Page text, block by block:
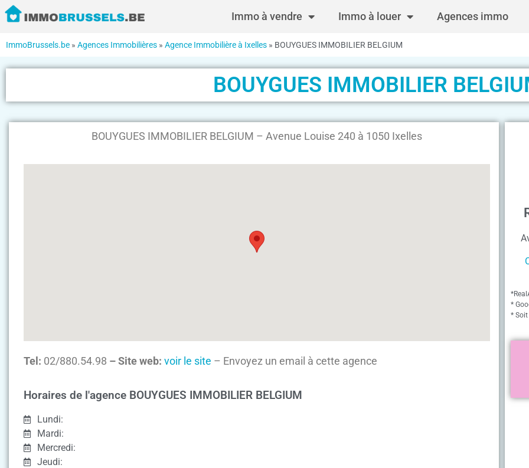
Immo à vendre Immo à louer Agences immo
ImmoBrussels.be » Agences Immobilières » Agence Immobilière à Ixelles » BOUYGUES IMMOBILIER BELGIUM
BOUYGUES IMMOBILIER
BOUYGUES IMMOBILIER BELGIUM – Avenue Louise 240 à 1050 Ixelles
Tel: 02/880.54.98 – Site web: voir le site – Envoyez un email à cette agence
Horaires de l'agence BOUYGUES IMMOBILIER BELGIUM
Lundi:
Mardi:
Mercredi:
Jeudi:
*
* Soit